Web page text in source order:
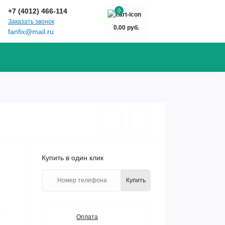
+7 (4012) 466-114
Заказать звонок
fanfix@mail.ru
0
0.00 руб.
Купить в один клик
Купить
Оплата